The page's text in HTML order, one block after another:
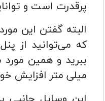
پرقدرت است و
البته گفتن این
که می‌توانید از
میلی متر افزایش